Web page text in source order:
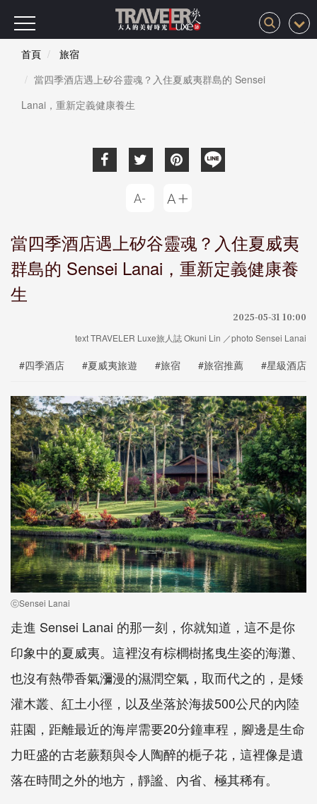
首頁
旅宿
當四季酒店遇上矽谷靈魂？入住夏威夷群島的 Sensei
Lanai，重新定義健康養生
當四季酒店遇上矽谷靈魂？入住夏威夷
群島的 Sensei Lanai，重新定義健康養
生
2025-05-31 10:00
text TRAVELER Luxe旅人誌 Okuni Lin ／photo Sensei Lanai
#四季酒店 #夏威夷旅遊 #旅宿 #旅宿推薦 #星級酒店
ⓒSensei Lanai
走進 Sensei Lanai 的那一刻，你就知道，這不是你
印象中的夏威夷。這裡沒有棕櫚樹搖曳生姿的海灘、
也沒有熱帶香氣瀰漫的濕潤空氣，取而代之的，是矮
灌木叢、紅土小徑，以及坐落於海拔500公尺的內陸
莊園，距離最近的海岸需要20分鐘車程，腳邊是生命
力旺盛的古老蕨類與令人陶醉的梔子花，這裡像是遺
落在時間之外的地方，靜謐、內省、極其稀有。